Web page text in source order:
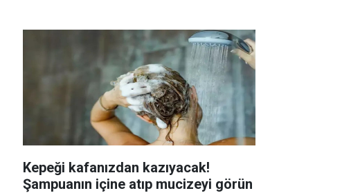
Kepeği kafanızdan kazıyacak!
Şampuanın içine atıp mucizeyi görün